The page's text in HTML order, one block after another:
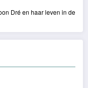
Dré en haar leven in de